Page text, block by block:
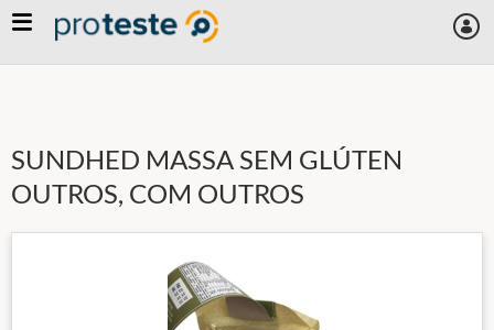
Skip
to
SUNDHED MASSA SEM GLÚTEN
OUTROS, COM OUTROS